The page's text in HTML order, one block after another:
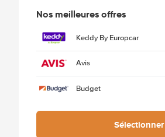
Nos meilleures offres
Keddy By Europcar
Avis
Budget
Sélectionner